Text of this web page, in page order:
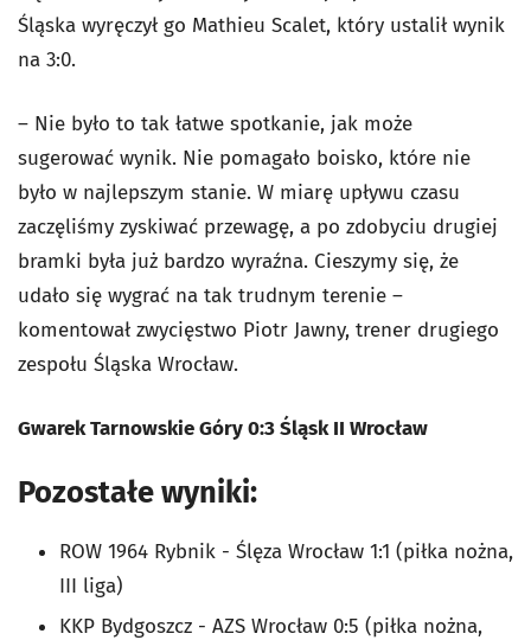
Śląska wyręczył go Mathieu Scalet, który ustalił wynik
na 3:0.
– Nie było to tak łatwe spotkanie, jak może
sugerować wynik. Nie pomagało boisko, które nie
było w najlepszym stanie. W miarę upływu czasu
zaczęliśmy zyskiwać przewagę, a po zdobyciu drugiej
bramki była już bardzo wyraźna. Cieszymy się, że
udało się wygrać na tak trudnym terenie –
komentował zwycięstwo Piotr Jawny, trener drugiego
zespołu Śląska Wrocław.
Gwarek Tarnowskie Góry 0:3 Śląsk II Wrocław
Pozostałe wyniki:
ROW 1964 Rybnik - Ślęza Wrocław 1:1 (piłka nożna,
III liga)
KKP Bydgoszcz - AZS Wrocław 0:5 (piłka nożna,